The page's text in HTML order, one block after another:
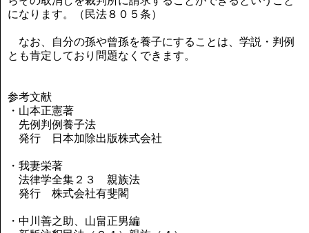
になります。（民法８０５条）
なお、自分の孫や曾孫を養子にすることは、学説・判例
とも肯定しており問題なくできます。
参考文献
・山本正憲著
先例判例養子法
発行 日本加除出版株式会社
・我妻栄著
法律学全集２３ 親族法
発行 株式会社有斐閣
・中川善之助、山畠正男編